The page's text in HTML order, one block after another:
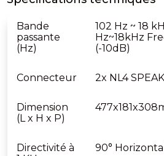
Bande
passante
(Hz)
102 Hz ~ 18
Hz~18kHz
(-10dB)
Connecteur 2x NL4
Dimension
(L x H x P)
Directivité à
90°